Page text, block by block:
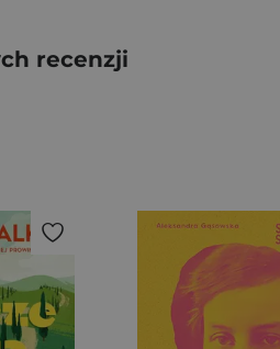
recenzji